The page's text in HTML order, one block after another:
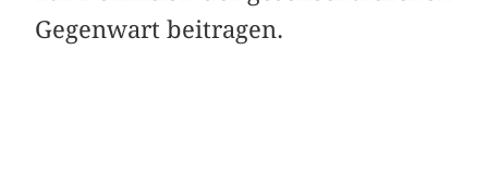
Gegenwart beitragen.